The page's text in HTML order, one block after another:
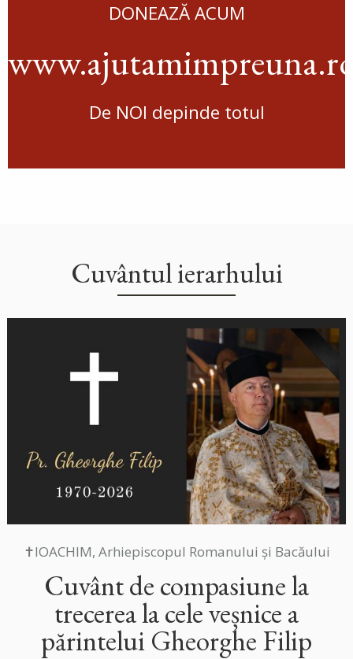
DONEAZĂ ACUM
De NOI depinde totul
Cuvântul ierarhului
✝IOACHIM, Arhiepiscopul Romanului și Bacăului
Cuvânt de compasiune la
trecerea la cele veșnice a
părintelui Gheorghe Filip